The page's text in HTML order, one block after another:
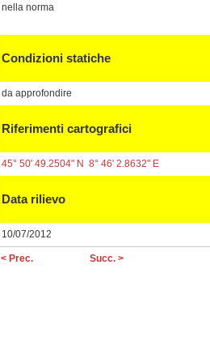
nella norma
Condizioni statiche
da approfondire
Riferimenti cartografici
45° 50' 49.2504" N 8° 46' 2.8632" E
Data rilievo
10/07/2012
< Prec. Succ. >